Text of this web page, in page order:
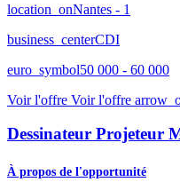
location_onNantes - 1
business_centerCDI
euro_symbol50 000 - 60 000
Voir l'offre Voir l'offre
Dessinateur Projeteur
À propos de l'opportunité